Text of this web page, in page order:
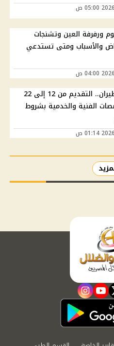
ورفرفة العين وتشنجات
والأسباب ومتى تستدعي
وظائف مصر للطيران.. التقديم من 12 إلى 22
الفنية والخدمية بشروط
youtube
instagram